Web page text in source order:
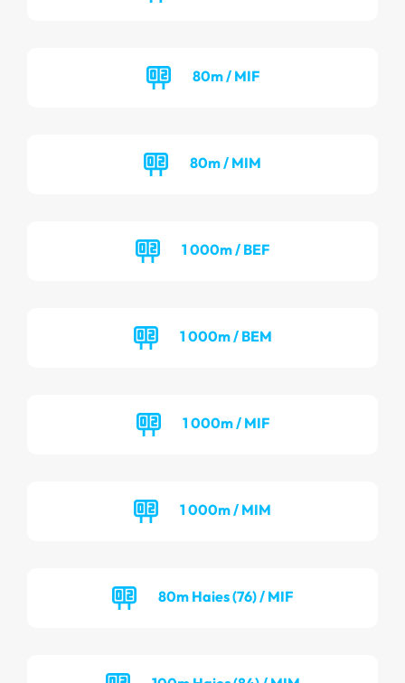
80m / MIF
80m / MIM
1 000m / BEF
1 000m / BEM
1 000m / MIF
1 000m / MIM
80m Haies (76) / MIF